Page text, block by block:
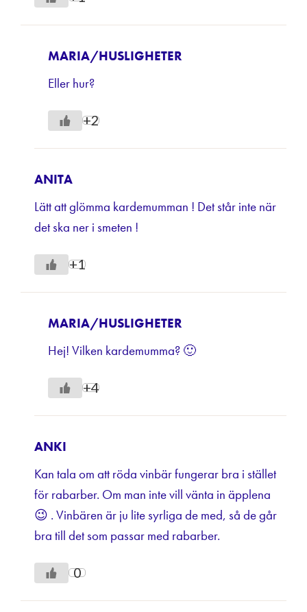
MARIA/HUSLIGHETER
Eller hur?
+2
ANITA
Lätt att glömma kardemumman ! Det står inte när
det ska ner i smeten !
+1
MARIA/HUSLIGHETER
Hej! Vilken kardemumma? 🙂
+4
ANKI
Kan tala om att röda vinbär fungerar bra i stället
för rabarber. Om man inte vill vänta in äpplena
😉 . Vinbären är ju lite syrliga de med, så de går
bra till det som passar med rabarber.
0